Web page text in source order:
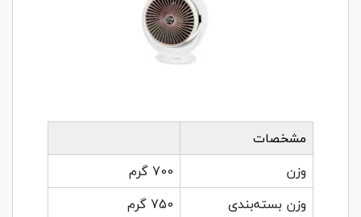
مشخصات
وزن
700 گرم
وزن بسته‌بندی
750 گرم